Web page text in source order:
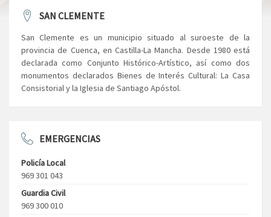
SAN CLEMENTE
San Clemente es un municipio situado al suroeste de la
provincia de Cuenca, en Castilla-La Mancha. Desde 1980 está
declarada como Conjunto Histórico-Artístico, así como dos
monumentos declarados Bienes de Interés Cultural: La Casa
Consistorial y la Iglesia de Santiago Apóstol.
EMERGENCIAS
Policía Local
969 301 043
Guardia Civil
969 300 010